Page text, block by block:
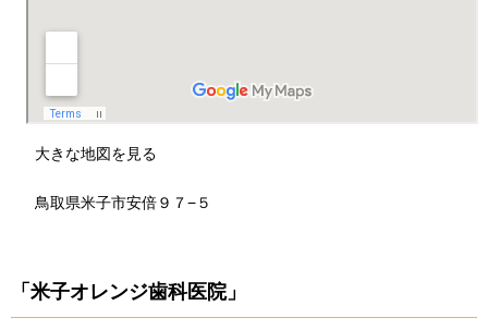
大きな地図を見る
鳥取県米子市安倍９７−５
「米子オレンジ歯科医院」